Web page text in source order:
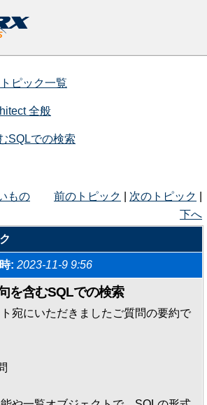
トピック一覧
全般
SQLでの検索
もの
前のトピック 次のトピック
下へ
: 2023-11-9 9:56
を含むSQLでの検索
宛にいただきましたご質問の要約で